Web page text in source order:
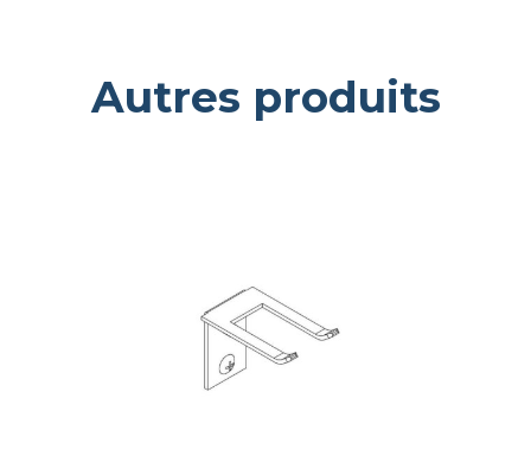
Autres produits